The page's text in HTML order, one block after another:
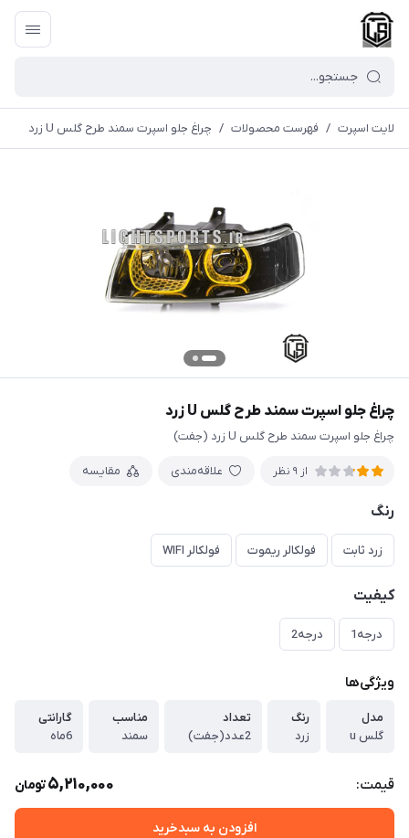
لایت اسپرت / فهرست محصولات / چراغ جلو اسپرت سمند طرح گلس U زرد
چراغ جلو اسپرت سمند طرح گلس U زرد
چراغ جلو اسپرت سمند طرح گلس U زرد (جفت)
از 9 نظر علاقه‌مندی مقایسه
رنگ
زرد ثابت فولکالر ریموت فولکالر WIFI
کیفیت
درجه1 درجه2
ویژگی‌ها
مدل
گلس u
رنگ
زرد
تعداد
2عدد(جفت)
مناسب
سمند
گارانتی
6ماه
قیمت: 5,210,000تومان
افزودن به سبدخرید